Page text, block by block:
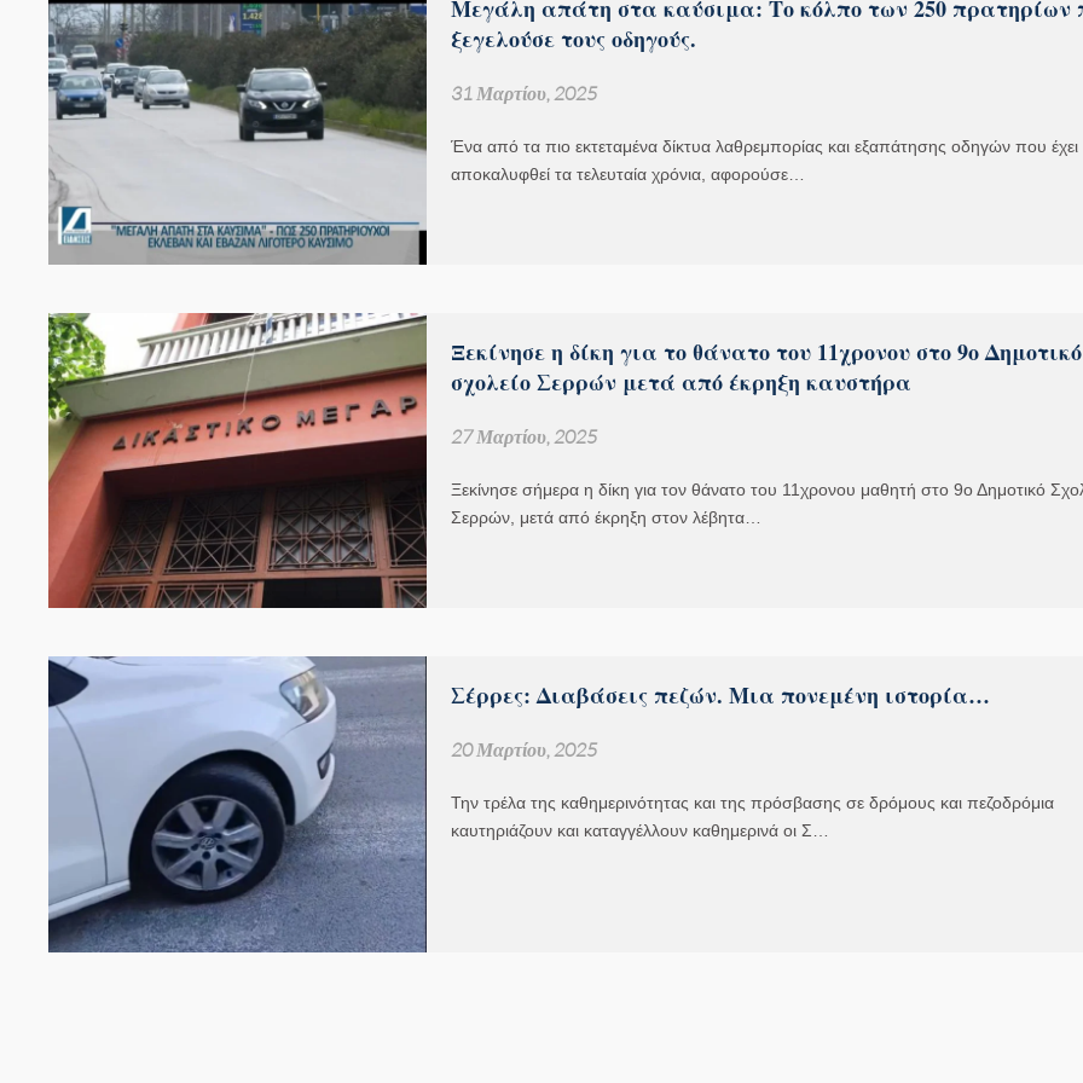
Μεγάλη απάτη στα καύσιμα: Το κόλπο των 250 πρατηρίων
ξεγελούσε τους οδηγούς.
31 Μαρτίου, 2025
Ένα από τα πιο εκτεταμένα δίκτυα λαθρεμπορίας και εξαπάτησης οδηγών που έχει
αποκαλυφθεί τα τελευταία χρόνια, αφορούσε…
Ξεκίνησε η δίκη για το θάνατο του 11χρονου στο 9ο Δημοτικό
σχολείο Σερρών μετά από έκρηξη καυστήρα
27 Μαρτίου, 2025
Ξεκίνησε σήμερα η δίκη για τον θάνατο του 11χρονου μαθητή στο 9ο Δημοτικό
Σερρών, μετά από έκρηξη στον λέβητα…
Σέρρες: Διαβάσεις πεζών. Μια πονεμένη ιστορία…
20 Μαρτίου, 2025
Την τρέλα της καθημερινότητας και της πρόσβασης σε δρόμους και πεζοδρόμια
καυτηριάζουν και καταγγέλλουν καθημερινά οι Σ…